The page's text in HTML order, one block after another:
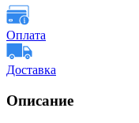
Оплата
Доставка
Описание